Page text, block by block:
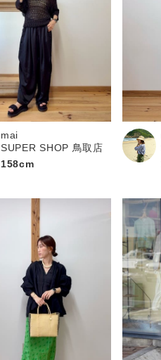
mai
SUPER SHOP 鳥取店
158cm